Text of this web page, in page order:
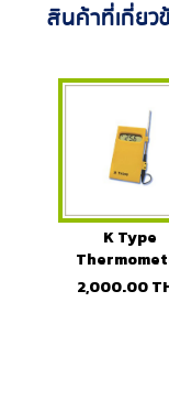
สินค้าที่เกี่ยว
K Type
2,000.00